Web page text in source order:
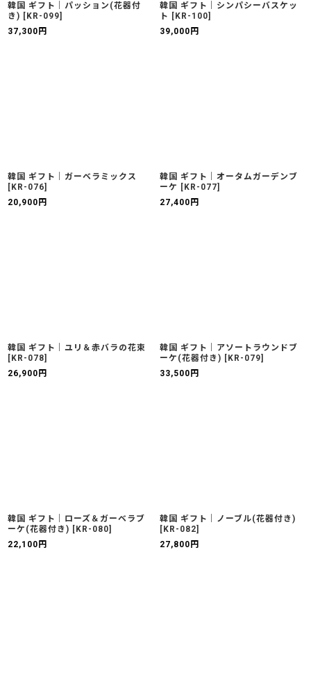
韓国 ギフト｜パッション(花器付
き) [ KR-099]
37,300 円
韓国 ギフト｜シンパシーバスケッ
ト
[ KR-100]
39,000 円
韓国 ギフト｜ガーベラミックス
[ KR-076]
20,900 円
韓国 ギフト｜オータムガーデンブ
ーケ
[ KR-077]
27,400 円
韓国 ギフト｜ユリ＆赤バラの花束
[ KR-078]
26,900 円
韓国 ギフト｜アソートラウンドブ
ーケ(花器付き) [ KR-079]
33,500 円
韓国 ギフト｜ローズ＆ガーベラブ
ーケ(花器付き) [ KR-080]
22,100 円
韓国 ギフト｜ノーブル(花器付き)
[ KR-082]
27,800 円